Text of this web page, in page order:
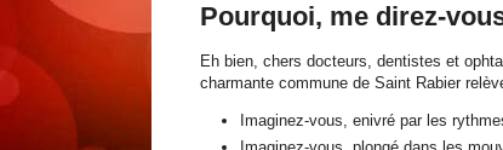
Pourquoi, me direz-
Eh bien, chers docteurs, dentistes et
charmante commune de Saint Rabier
Imaginez-vous, enivré par les